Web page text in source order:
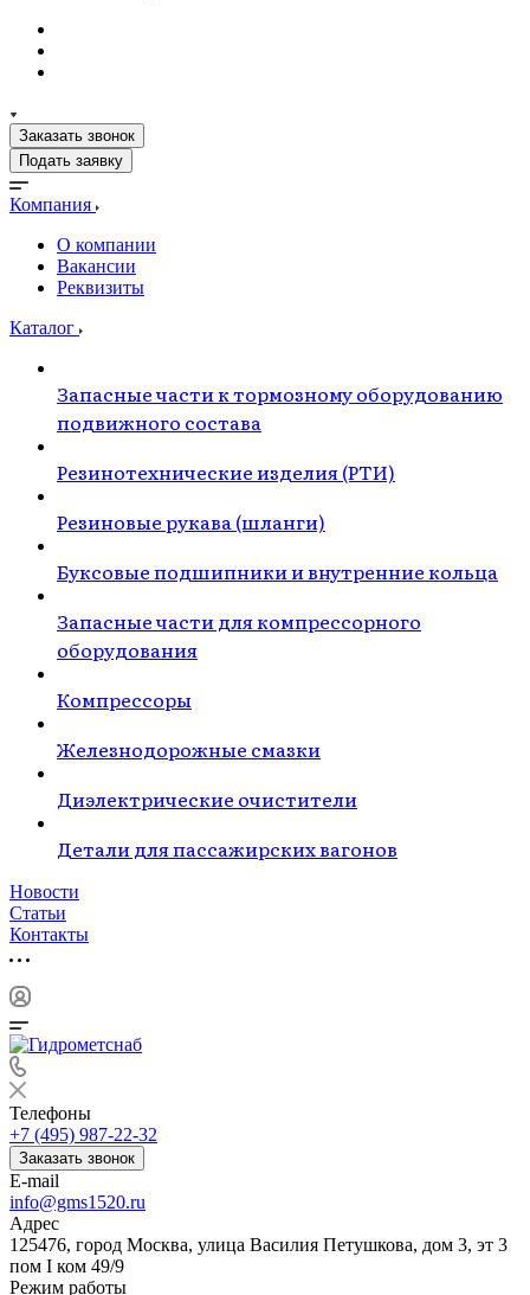
Заказать звонок
Подать заявку
Компания
О компании
Вакансии
Реквизиты
Каталог
Запасные части к тормозному оборудованию
подвижного состава
Резинотехнические изделия (РТИ)
Резиновые рукава (шланги)
Буксовые подшипники и внутренние кольца
Запасные части для компрессорного
оборудования
Компрессоры
Железнодорожные смазки
Диэлектрические очистители
Детали для пассажирских вагонов
Новости
Статьи
Контакты
Телефоны
+7 (495) 987-22-32
Заказать звонок
E-mail
info@gms1520.ru
Адрес
125476, город Москва, улица Василия Петушкова, дом 3, эт 3
пом I ком 49/9
Режим работы